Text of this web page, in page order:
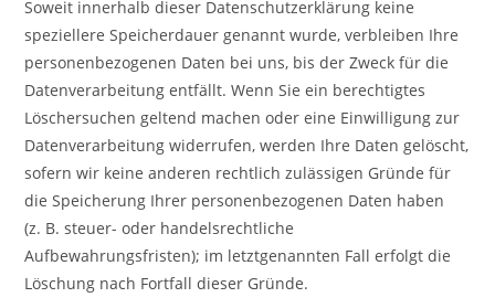
Soweit innerhalb dieser Datenschutzerklärung keine
speziellere Speicherdauer genannt wurde, verbleiben Ihre
personenbezogenen Daten bei uns, bis der Zweck für die
Datenverarbeitung entfällt. Wenn Sie ein berechtigtes
Löschersuchen geltend machen oder eine Einwilligung zur
Datenverarbeitung widerrufen, werden Ihre Daten gelöscht,
sofern wir keine anderen rechtlich zulässigen Gründe für
die Speicherung Ihrer personenbezogenen Daten haben
(z. B. steuer- oder handelsrechtliche
Aufbewahrungsfristen); im letztgenannten Fall erfolgt die
Löschung nach Fortfall dieser Gründe.